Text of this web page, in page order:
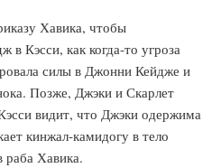
Хавика, чтобы
в Кэсси, как когда-то угроза
силы в Джонни Кейдже и
Позже, Джэки и Скарлет
видит, что Джэки одержима
кинжал-камидогу в тело
раба Хавика.